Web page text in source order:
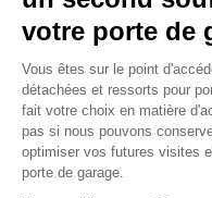
les modèles les plus
entretien régulier et
Les portes
Les portes
ont une durée de vie
mécanisme simple,